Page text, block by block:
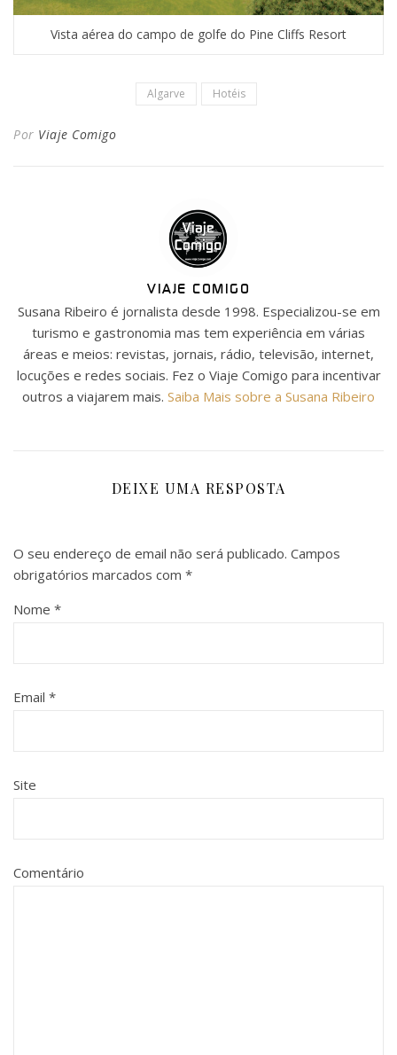
Vista aérea do campo de golfe do Pine Cliffs Resort
Algarve Hotéis
Por Viaje Comigo
VIAJE COMIGO
Susana Ribeiro é jornalista desde 1998. Especializou-se em
turismo e gastronomia mas tem experiência em várias
áreas e meios: revistas, jornais, rádio, televisão, internet,
locuções e redes sociais. Fez o Viaje Comigo para incentivar
outros a viajarem mais. Saiba Mais sobre a Susana Ribeiro
DEIXE UMA RESPOSTA
O seu endereço de email não será publicado. Campos
obrigatórios marcados com *
Nome *
Email *
Site
Comentário